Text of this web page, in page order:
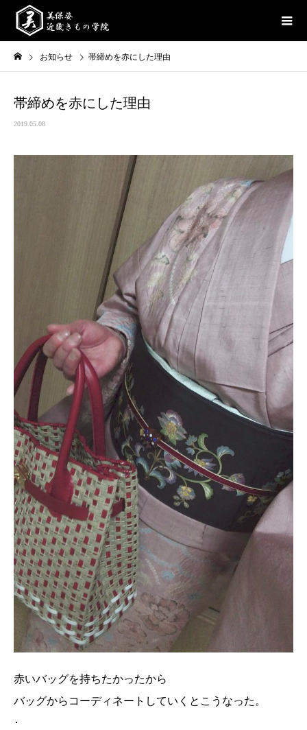
お知らせ 帯締めを赤にした理由
帯締めを赤にした理由
2019.05.08
赤いバッグを持ちたかったから
バッグからコーディネートしていくとこうなった。
･